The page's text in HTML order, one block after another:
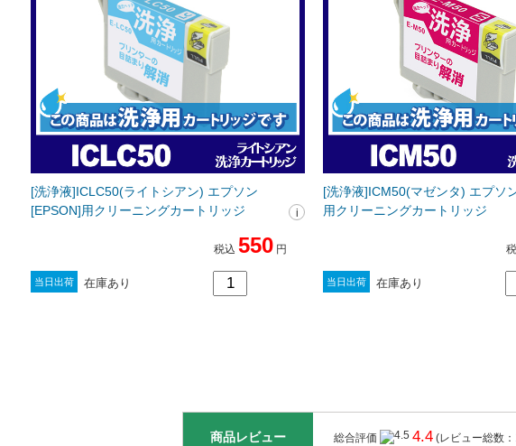
[洗浄液]ICLC50(ライトシアン) エプソン
[EPSON]用クリーニングカートリッジ
税込 550 円
当日出荷 在庫あり
[洗浄液]ICM50(マゼンタ) エプソ
用クリーニングカートリッジ
当日出荷 在庫あり
商品レビュー 総合評価 4.4 (レビュー総数：